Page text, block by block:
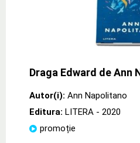
Draga Edward de Ann
Autor(i): Ann Napolitano
Editura: LITERA - 2020
promoție